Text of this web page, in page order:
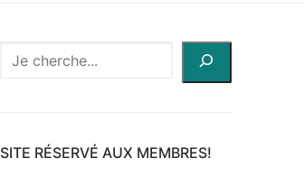
Recherche
SITE RÉSERVÉ AUX MEMBRES!